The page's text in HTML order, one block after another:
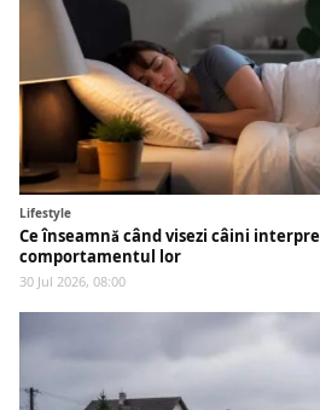
Lifestyle
Ce înseamnă când visezi câini
comportamentul lor
30 Jul 2026, 08:00